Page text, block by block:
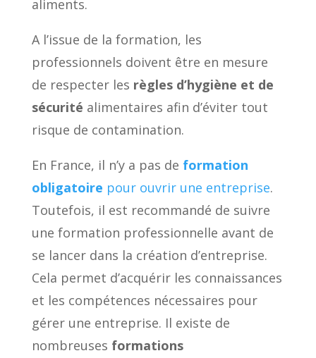
aliments.
A l’issue de la formation, les
professionnels doivent être en mesure
de respecter les règles d’hygiène et de
sécurité alimentaires afin d’éviter tout
risque de contamination.
En France, il n’y a pas de formation
obligatoire pour ouvrir une entreprise.
Toutefois, il est recommandé de suivre
une formation professionnelle avant de
se lancer dans la création d’entreprise.
Cela permet d’acquérir les connaissances
et les compétences nécessaires pour
gérer une entreprise. Il existe de
nombreuses formations